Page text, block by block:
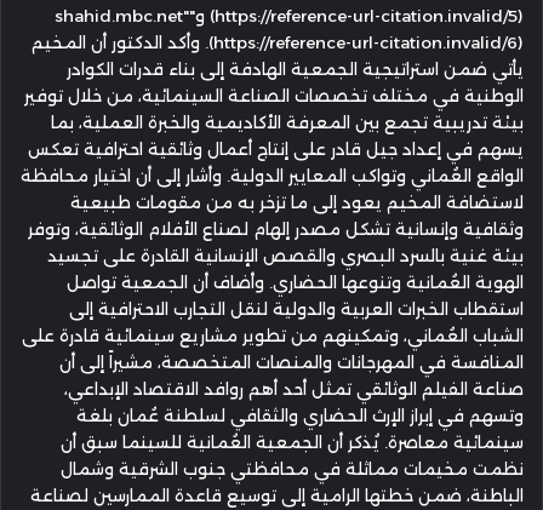
(https://reference-url-citation.invalid/5) و"shahid.mbc.net"
(https://reference-url-citation.invalid/6). وأكد الدكتور أن المخيم
يأتي ضمن استراتيجية الجمعية الهادفة إلى بناء قدرات الكوادر
الوطنية في مختلف تخصصات الصناعة السينمائية، من خلال توفير
بيئة تدريبية تجمع بين المعرفة الأكاديمية والخبرة العملية، بما
يسهم في إعداد جيل قادر على إنتاج أعمال وثائقية احترافية تعكس
الواقع العُماني وتواكب المعايير الدولية. وأشار إلى أن اختيار محافظة
لاستضافة المخيم يعود إلى ما تزخر به من مقومات طبيعية
وثقافية وإنسانية تشكل مصدر إلهام لصناع الأفلام الوثائقية، وتوفر
بيئة غنية بالسرد البصري والقصص الإنسانية القادرة على تجسيد
الهوية العُمانية وتنوعها الحضاري. وأضاف أن الجمعية تواصل
استقطاب الخبرات العربية والدولية لنقل التجارب الاحترافية إلى
الشباب العُماني، وتمكينهم من تطوير مشاريع سينمائية قادرة على
المنافسة في المهرجانات والمنصات المتخصصة، مشيراً إلى أن
صناعة الفيلم الوثائقي تمثل أحد أهم روافد الاقتصاد الإبداعي،
وتسهم في إبراز الإرث الحضاري والثقافي لسلطنة عُمان بلغة
سينمائية معاصرة. يُذكر أن الجمعية العُمانية للسينما سبق أن
نظمت مخيمات مماثلة في محافظتي جنوب الشرقية وشمال
الباطنة، ضمن خطتها الرامية إلى توسيع قاعدة الممارسين لصناعة